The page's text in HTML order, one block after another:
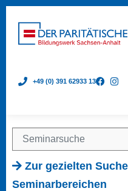
+49 (0) 391 62933 13
Zur gezielten
Seminarbereichen